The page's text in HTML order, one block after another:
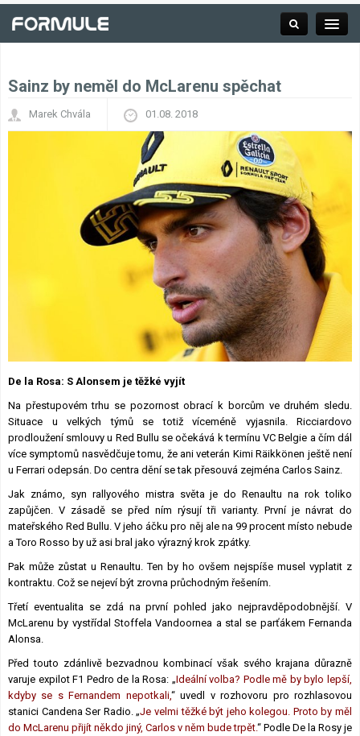
Závodní série
Kalendář F1
Výsledky F1
Týmy a jezdci F1
Okruhy F1
Sainz by neměl do McLarenu spěchat
Marek Chvála 01.08. 2018
De la Rosa: S Alonsem je těžké vyjít
Na přestupovém trhu se pozornost obrací k borcům ve druhém sledu.
Situace u velkých týmů se totiž víceméně vyjasnila. Ricciardovo
prodloužení smlouvy u Red Bullu se očekává k termínu VC Belgie a čím dál
více symptomů nasvědčuje tomu, že ani veterán Kimi Räikkönen ještě není
u Ferrari odepsán. Do centra dění se tak přesouvá zejména Carlos Sainz.
Jak známo, syn rallyového mistra světa je do Renaultu na rok toliko
zapůjčen. V zásadě se před ním rýsují tři varianty. První je návrat do
mateřského Red Bullu. V jeho áčku pro něj ale na 99 procent místo nebude
a Toro Rosso by už asi bral jako výrazný krok zpátky.
Pak může zůstat u Renaultu. Ten by ho ovšem nejspíše musel vyplatit z
kontraktu. Což se nejeví být zrovna průchodným řešením.
Třetí eventualita se zdá na první pohled jako nejpravděpodobnější. V
McLarenu by vystřídal Stoffela Vandoornea a stal se parťákem Fernanda
Alonsa.
Před touto zdánlivě bezvadnou kombinací však svého krajana důrazně
varuje expilot F1 Pedro de la Rosa: „Ideální volba? Podle mě by bylo lepší,
kdyby se s Fernandem nepotkali,“ uvedl v rozhovoru pro rozhlasovou
stanici Candena Ser Radio. „Je velmi těžké být jeho kolegou. Proto by měl
do McLarenu přijít někdo jiný, Carlos v něm bude trpět.“ Podle De la Rosy je